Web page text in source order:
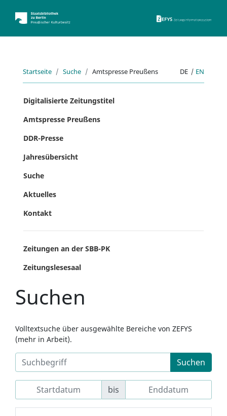
Startseite Suche Amtspresse Preußens DE | EN
Digitalisierte Zeitungstitel
Amtspresse Preußens
DDR-Presse
Jahresübersicht
Suche
Aktuelles
Kontakt
Zeitungen an der SBB-PK
Zeitungslesesaal
Suchen
Volltextsuche über ausgewählte Bereiche von ZEFYS
(mehr in Arbeit).
Suchen
bis